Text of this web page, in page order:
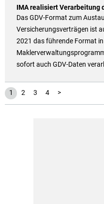
IMA realisiert Verarbeitung
Das GDV-Format zum
Versicherungsverträgen ist
2021 das führende Format
sofort auch GDV-Daten
1 2 3 4 >